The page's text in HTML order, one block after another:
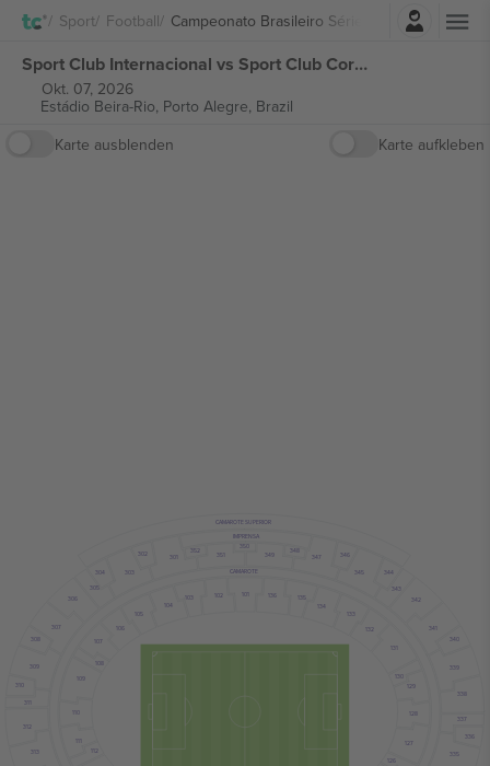
Sport Football Campeonato Brasileiro Série A
Einloggen
Sport Club Internacional vs Sport Club Corinthians Paulista Campeonato Brasileiro Série A tickets
Okt. 07, 2026
Estádio Beira-Rio, Porto Alegre, Brazil
Karte ausblenden
Karte aufkleben
351
350
349
133
132
131
130
129
128
127
126
112
111
110
109
108
107
106
105
352 348
347
346
345
344
343
342
341
340
339
338
337
336
335
313
312
311
310
309
308
307
306
305
304 303
302 301
CAMAROTE SUPERIOR
CAMAROTE
136
135
134
104
103 102 101
IMPRENSA